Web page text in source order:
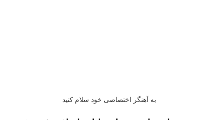
به آهنگر اختصاصی خود سلام کنید